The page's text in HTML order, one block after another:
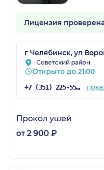
Лицензия
г Челябинск, ул
Советский район
Открыто до 21:00
+7 (351) 225-55-55
Прокол ушей
от 2 900 ₽